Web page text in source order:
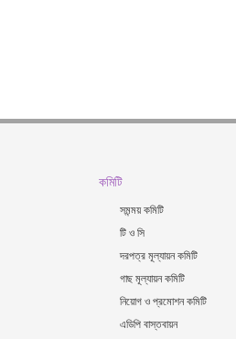
কমিটি
সমন্ময় কমিটি
টি ও সি
দরপত্র মূল্যায়ন কমিটি
গাছ মূল্যায়ন কমিটি
নিয়োগ ও প্রমোশন কমিটি
এডিপি বাস্তবায়ন